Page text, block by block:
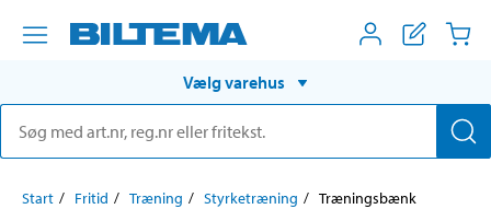
Vælg varehus
Start Fritid Træning Styrketræning Træningsbænk